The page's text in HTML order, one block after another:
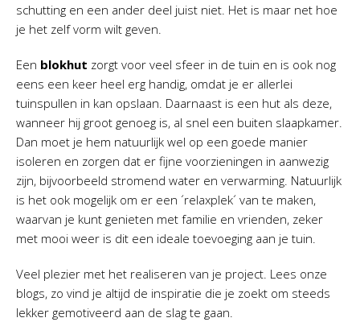
schutting en een ander deel juist niet. Het is maar net hoe
je het zelf vorm wilt geven.
Een blokhut zorgt voor veel sfeer in de tuin en is ook nog
eens een keer heel erg handig, omdat je er allerlei
tuinspullen in kan opslaan. Daarnaast is een hut als deze,
wanneer hij groot genoeg is, al snel een buiten slaapkamer.
Dan moet je hem natuurlijk wel op een goede manier
isoleren en zorgen dat er fijne voorzieningen in aanwezig
zijn, bijvoorbeeld stromend water en verwarming. Natuurlijk
is het ook mogelijk om er een ´relaxplek´ van te maken,
waarvan je kunt genieten met familie en vrienden, zeker
met mooi weer is dit een ideale toevoeging aan je tuin.
Veel plezier met het realiseren van je project. Lees onze
blogs, zo vind je altijd de inspiratie die je zoekt om steeds
lekker gemotiveerd aan de slag te gaan.